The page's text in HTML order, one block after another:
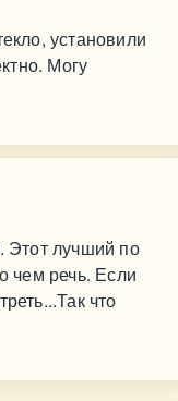
установили
Могу
Этот лучший по
чем речь. Если
что